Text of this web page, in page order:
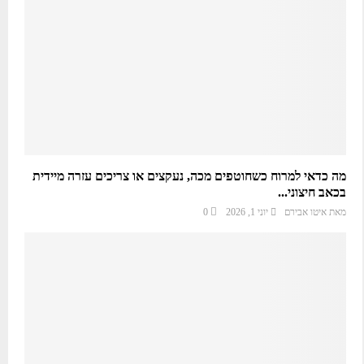
מה כדאי למרוח כשחוטפים מכה, נעקצים או צריכים עזרה מיידית
בכאב חיצוני...
מאת איטו אבירם יוני 1, 2026 0